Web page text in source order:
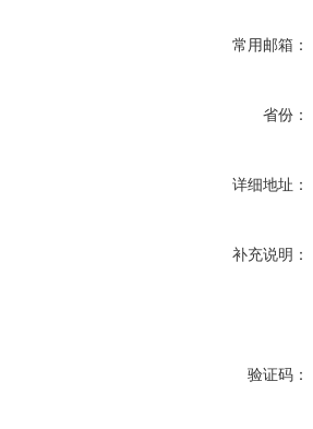
常用邮箱：
省份：
详细地址：
补充说明：
验证码：